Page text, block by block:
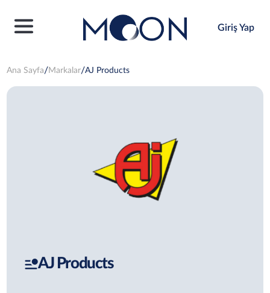
Giriş Yap
Ana Sayfa Markalar AJ Products
AJ Products